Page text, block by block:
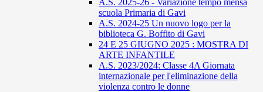
A.S. 2025-26 - Variazione tempo mensa
scuola Primaria di Gavi
A.S. 2024-25 Un nuovo logo per la
biblioteca G. Boffito di Gavi
24 E 25 GIUGNO 2025 : MOSTRA DI
ARTE INFANTILE
A.S. 2023/2024: Classe 4A Giornata
internazionale per l'eliminazione della
violenza contro le donne